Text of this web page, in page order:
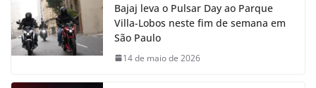
Bajaj leva o Pulsar Day ao Parque
Villa-Lobos neste fim de semana em
São Paulo
14 de maio de 2026